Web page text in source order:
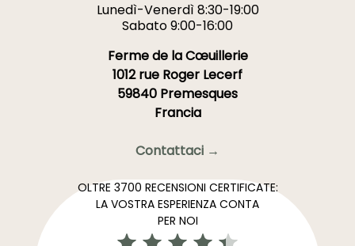
Lunedì-Venerdì 8:30-19:00
Sabato 9:00-16:00
Ferme de la Cœuillerie
1012 rue Roger Lecerf
59840 Premesques
Francia
Contattaci →
OLTRE 3700 RECENSIONI CERTIFICATE:
LA VOSTRA ESPERIENZA CONTA
PER NOI